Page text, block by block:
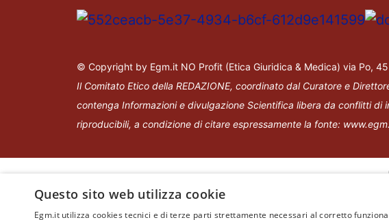
© Copyright by Egm.it NO Profit (Etica Giuridica & Medica) via Po,
Il Comitato Etico della REDAZIONE, coordinato dal Curatore e
contenga Informazioni e divulgazione Scientifica libera da conflitti di
riproducibili, a condizione di citare espressamente la fonte:
Questo sito web utilizza cookie
Egm.it utilizza cookies tecnici e di terze parti strettamente necessari al corretto